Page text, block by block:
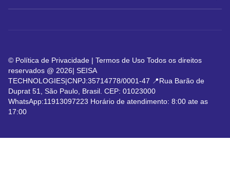
© Política de Privacidade | Termos de Uso Todos os direitos
reservados @ 2026| SEISA
TECHNOLOGIES|CNPJ:35714778/0001-47 📍Rua Barão de
Duprat 51, São Paulo, Brasil. CEP: 01023000
WhatsApp:11913097223 Horário de atendimento: 8:00 ate as
17:00